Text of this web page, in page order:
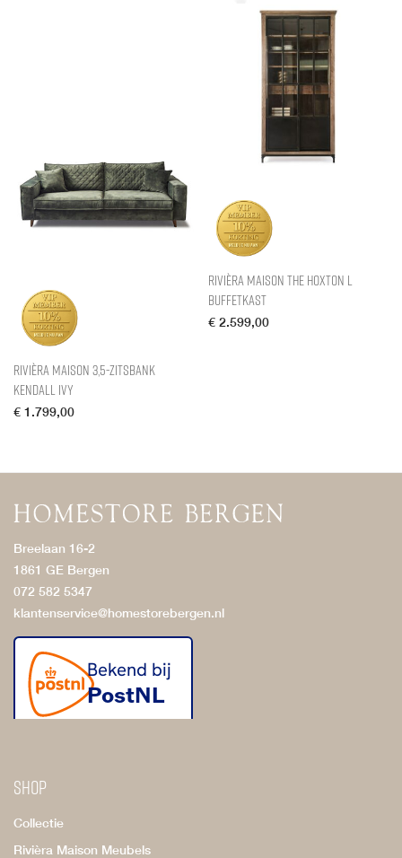
Rivièra Maison 3,5-zitsbank
Kendall Ivy
€ 1.799,00
Rivièra Maison The Hoxton L
Buffetkast
€ 2.599,00
Breelaan 16-2
1861 GE Bergen
072 582 5347
klantenservice@homestorebergen.nl
Shop
Collectie
Rivièra Maison Meubels